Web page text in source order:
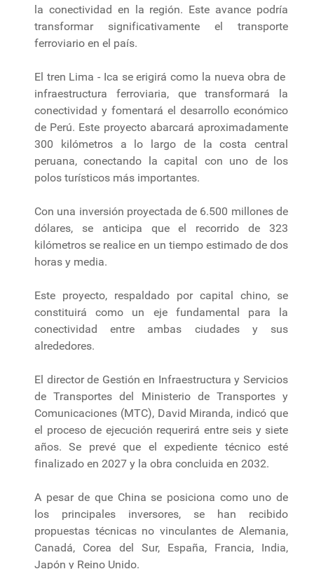
la conectividad en la región. Este avance podría
transformar significativamente el transporte
ferroviario en el país.
El tren Lima - Ica se erigirá como la nueva obra de
infraestructura ferroviaria, que transformará la
conectividad y fomentará el desarrollo económico
de Perú. Este proyecto abarcará aproximadamente
300 kilómetros a lo largo de la costa central
peruana, conectando la capital con uno de los
polos turísticos más importantes.
Con una inversión proyectada de 6.500 millones de
dólares, se anticipa que el recorrido de 323
kilómetros se realice en un tiempo estimado de dos
horas y media.
Este proyecto, respaldado por capital chino, se
constituirá como un eje fundamental para la
conectividad entre ambas ciudades y sus
alrededores.
El director de Gestión en Infraestructura y Servicios
de Transportes del Ministerio de Transportes y
Comunicaciones (MTC), David Miranda, indicó que
el proceso de ejecución requerirá entre seis y siete
años. Se prevé que el expediente técnico esté
finalizado en 2027 y la obra concluida en 2032.
A pesar de que China se posiciona como uno de
los principales inversores, se han recibido
propuestas técnicas no vinculantes de Alemania,
Canadá, Corea del Sur, España, Francia, India,
Japón y Reino Unido.